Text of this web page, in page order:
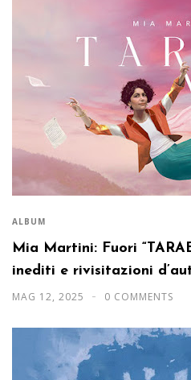
ALBUM
Mia Martini: Fuori
inediti e rivisitazioni
MAG 12, 2025 0 COMMENTS